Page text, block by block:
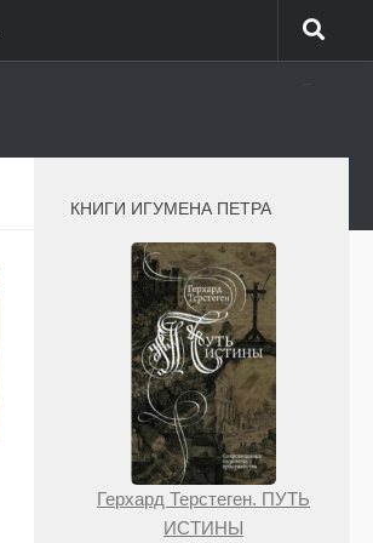
КНИГИ ИГУМЕНА ПЕТРА
Герхард Терстеген. ПУТЬ
ИСТИНЫ